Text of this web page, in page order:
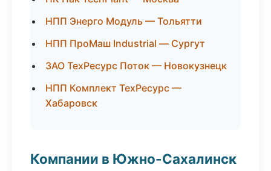
НПП Энерго Модуль — Тольятти
НПП ПроМаш Industrial — Сургут
ЗАО ТехРесурс Поток — Новокузнецк
НПП Комплект ТехРесурс —
Хабаровск
Компании в Южно-Сахалинск